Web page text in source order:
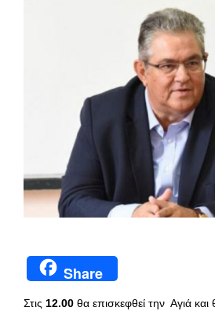
Share
Στις 12.00 θα επισκεφθεί την Αγιά και